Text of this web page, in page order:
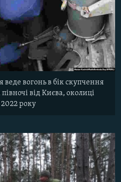
веде вогонь в бік скупчення
від Києва, околиці
року